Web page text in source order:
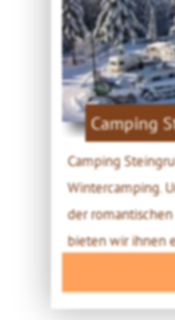
Camping
Camping
Wintercamping.
der
bieten wir ihnen